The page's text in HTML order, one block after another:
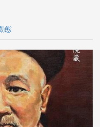
態